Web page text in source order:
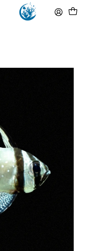
(Envio extresso: 14,90€)